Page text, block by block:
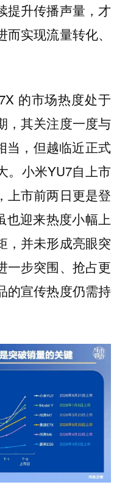
提升传播声量，才
实现流量转化、
的市场热度处于
，其关注度一度与
当，但越临近正式
。小米YU7自上市
上市前两日更是登
也迎来热度小幅上
，并未形成亮眼突
一步突围、抢占更
的宣传热度仍需持